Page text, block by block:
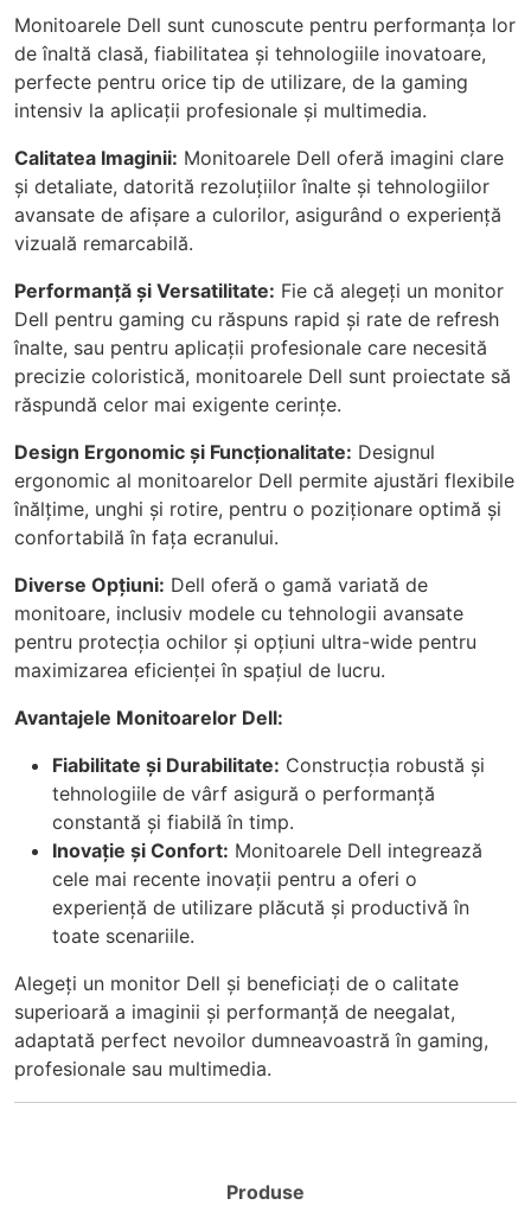
Monitoarele Dell sunt cunoscute pentru performanța lor
de înaltă clasă, fiabilitatea și tehnologiile inovatoare,
perfecte pentru orice tip de utilizare, de la gaming
intensiv la aplicații profesionale și multimedia.
Calitatea Imaginii: Monitoarele Dell oferă imagini clare
și detaliate, datorită rezoluțiilor înalte și tehnologiilor
avansate de afișare a culorilor, asigurând o experiență
vizuală remarcabilă.
Performanță și Versatilitate: Fie că alegeți un monitor
Dell pentru gaming cu răspuns rapid și rate de refresh
înalte, sau pentru aplicații profesionale care necesită
precizie coloristică, monitoarele Dell sunt proiectate să
răspundă celor mai exigente cerințe.
Design Ergonomic și Funcționalitate: Designul
ergonomic al monitoarelor Dell permite ajustări flexibile
înălțime, unghi și rotire, pentru o poziționare optimă și
confortabilă în fața ecranului.
Diverse Opțiuni: Dell oferă o gamă variată de
monitoare, inclusiv modele cu tehnologii avansate
pentru protecția ochilor și opțiuni ultra-wide pentru
maximizarea eficienței în spațiul de lucru.
Avantajele Monitoarelor Dell:
Fiabilitate și Durabilitate: Construcția robustă și
tehnologiile de vârf asigură o performanță
constantă și fiabilă în timp.
Inovație și Confort: Monitoarele Dell integrează
cele mai recente inovații pentru a oferi o
experiență de utilizare plăcută și productivă în
toate scenariile.
Alegeți un monitor Dell și beneficiați de o calitate
superioară a imaginii și performanță de neegalat,
adaptată perfect nevoilor dumneavoastră în gaming,
profesionale sau multimedia.
Produse